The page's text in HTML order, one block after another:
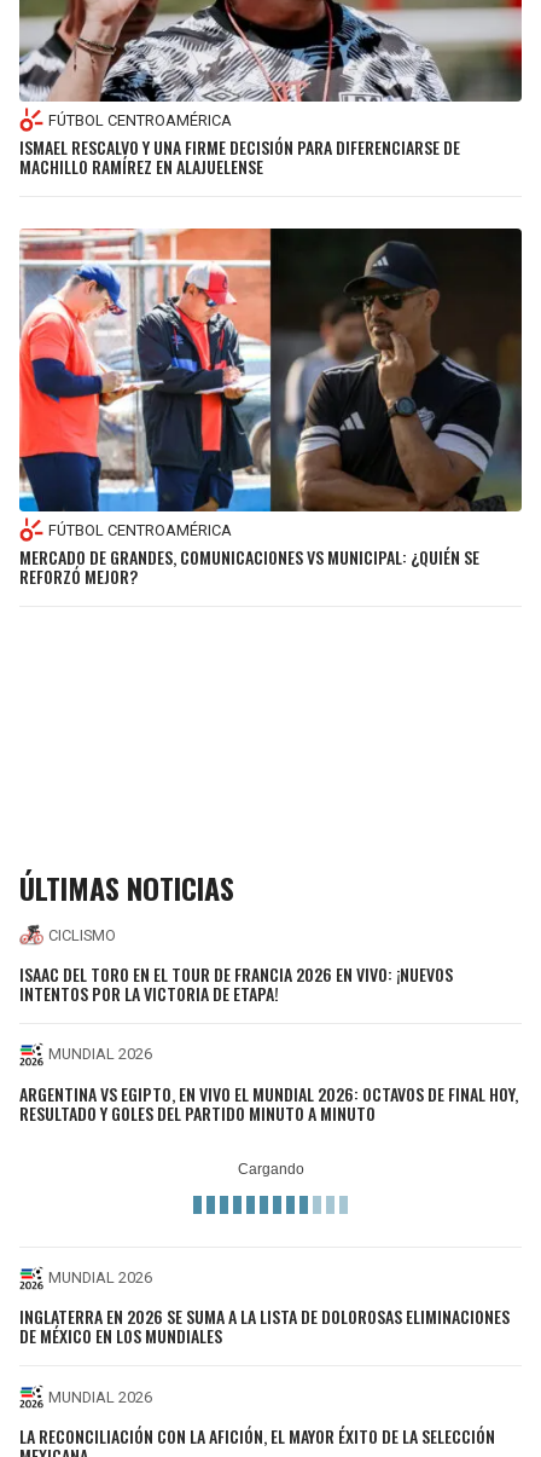
FÚTBOL CENTROAMÉRICA
ISMAEL RESCALVO Y UNA FIRME DECISIÓN PARA DIFERENCIARSE DE
MACHILLO RAMÍREZ EN ALAJUELENSE
FÚTBOL CENTROAMÉRICA
MERCADO DE GRANDES, COMUNICACIONES VS MUNICIPAL: ¿QUIÉN SE
REFORZÓ MEJOR?
ÚLTIMAS NOTICIAS
CICLISMO
ISAAC DEL TORO EN EL TOUR DE FRANCIA 2026 EN VIVO: ¡NUEVOS
INTENTOS POR LA VICTORIA DE ETAPA!
MUNDIAL 2026
ARGENTINA VS EGIPTO, EN VIVO EL MUNDIAL 2026: OCTAVOS DE FINAL HOY,
RESULTADO Y GOLES DEL PARTIDO MINUTO A MINUTO
MUNDIAL 2026
INGLATERRA EN 2026 SE SUMA A LA LISTA DE DOLOROSAS ELIMINACIONES
DE MÉXICO EN LOS MUNDIALES
MUNDIAL 2026
LA RECONCILIACIÓN CON LA AFICIÓN, EL MAYOR ÉXITO DE LA SELECCIÓN